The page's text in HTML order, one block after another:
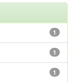
1
1
1